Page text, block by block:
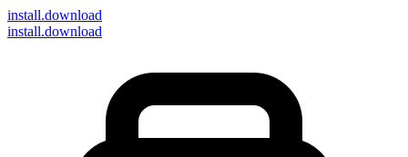
install.download
install.download